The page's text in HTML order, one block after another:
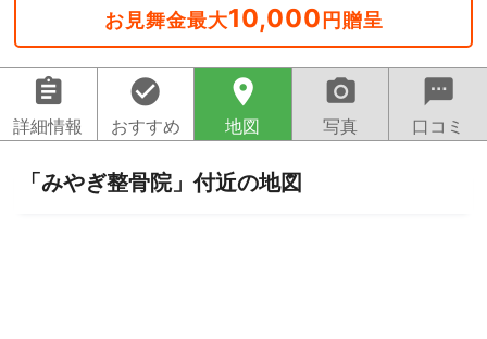
お見舞金最大10,000 円贈呈
assignment
詳細情報
check_circle
おすすめ
location_on
地図
camera_alt
写真
sms
口コミ
「みやぎ整骨院」付近の地図